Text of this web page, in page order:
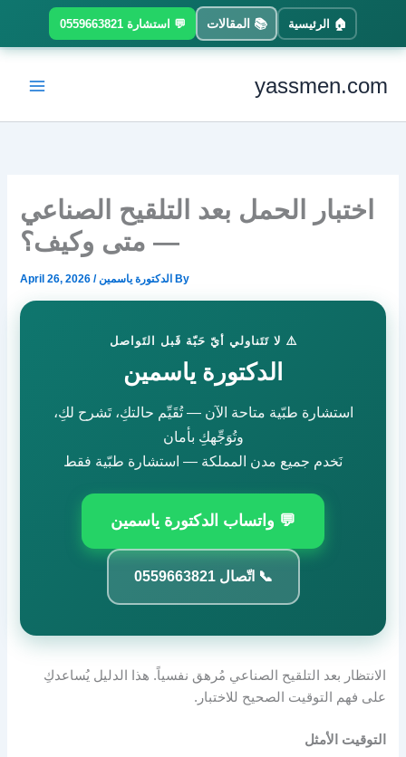
content
yassmen.com
اختبار الحمل بعد التلقيح الصناعي
— متى وكيف؟
By الدكتورة ياسمين/
April 26, 2026
⚠️ لا تَتَناولي أيّ حَبّة قَبل التَواصل
الدكتورة ياسمين
استشارة طبّية متاحة الآن — تُقَيِّم حالتكِ، تَشرح لكِ،
وتُوَجِّهكِ بأمان
نَخدم جميع مدن المملكة — استشارة طبّية فقط
💬 واتساب الدكتورة ياسمين
📞 اتّصال 0559663821
الانتظار بعد التلقيح الصناعي مُرهق نفسياً. هذا الدليل يُساعدكِ
على فهم التوقيت الصحيح للاختبار.
التوقيت الأمثل
🏠 الرئيسية 📚 المقالات 💬 استشارة 0559663821